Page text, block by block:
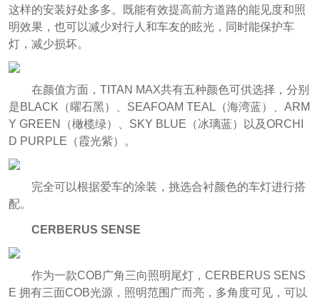
这样的安装好处多多。既能有效提高前方道路的能见度和照
明效果，也可以减少对行人和车友的眩光，同时能保护车
灯，减少损坏。
在颜值方面，TITAN MAX共有五种颜色可供选择，分别
是BLACK（曜石黑）、SEAFOAM TEAL（海湾蓝）、ARM
Y GREEN（橄榄绿）、SKY BLUE（冰璃蓝）以及ORCHI
D PURPLE（霞光紫）。
完全可以根据爱车的涂装，挑选合衬颜色的车灯进行搭
配。
CERBERUS SENSE
作为一款COB广角三向照明尾灯，CERBERUS SENS
E 拥有三面COB光源，照明范围广而亮，多角度可见，可以